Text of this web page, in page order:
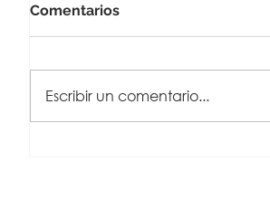
Comentarios
Escribir un comentario...